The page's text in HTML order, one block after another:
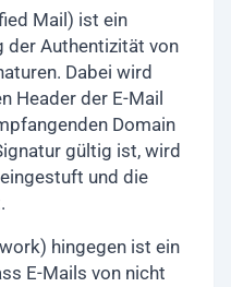
Mail) ist ein
der Authentizität von
Dabei wird
Header der E-Mail
Domain
gültig ist, wird
und die
hingegen ist ein
E-Mails von nicht